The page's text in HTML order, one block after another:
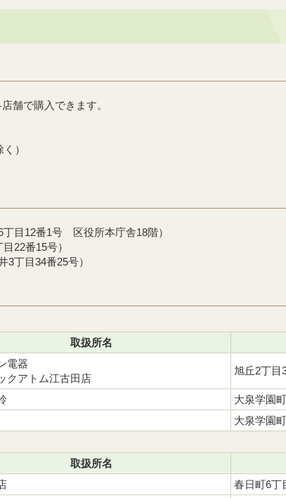
舗で購入できます。
）
目12番1号 区役所本庁舎18階）
22番15号）
丁目34番25号）
取扱所名
電器
クアトム江古田店
旭丘2丁目
大泉学園
大泉学園
取扱所名
春日町6丁